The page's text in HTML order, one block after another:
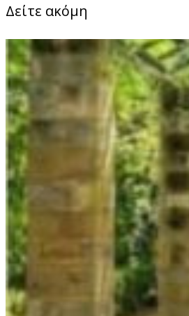
Δείτε ακόμη